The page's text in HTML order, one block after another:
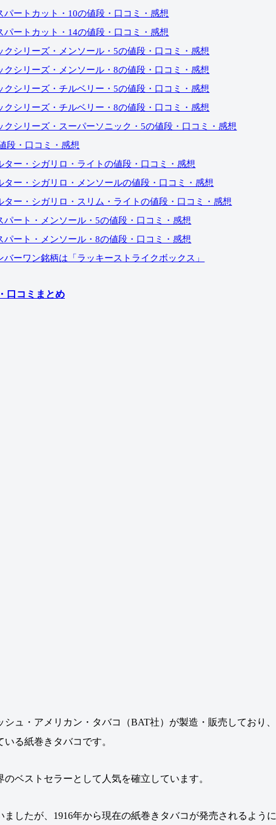
ートカット・10の値段・口コミ・感想
ートカット・14の値段・口コミ・感想
シリーズ・メンソール・5の値段・口コミ・感想
シリーズ・メンソール・8の値段・口コミ・感想
シリーズ・チルベリー・5の値段・口コミ・感想
シリーズ・チルベリー・8の値段・口コミ・感想
シリーズ・スーパーソニック・5の値段・口コミ・感想
段・口コミ・感想
ー・シガリロ・ライトの値段・口コミ・感想
ター・シガリロ・メンソールの値段・口コミ・感想
ター・シガリロ・スリム・ライトの値段・口コミ・感想
ート・メンソール・5の値段・口コミ・感想
ート・メンソール・8の値段・口コミ・感想
ーワン銘柄は「ラッキーストライクボックス」
口コミまとめ
ュ・アメリカン・タバコ（BAT社）が製造・販売しており、
る紙巻きタバコです。
ベストセラーとして人気を確立しています。
したが、1916年から現在の紙巻きタバコが発売されるように